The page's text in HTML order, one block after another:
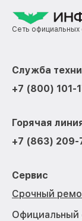
Сеть официальных
Служба
+7 (800) 101-
Горячая
+7 (863) 209-
Сервис
Срочный
Официальный